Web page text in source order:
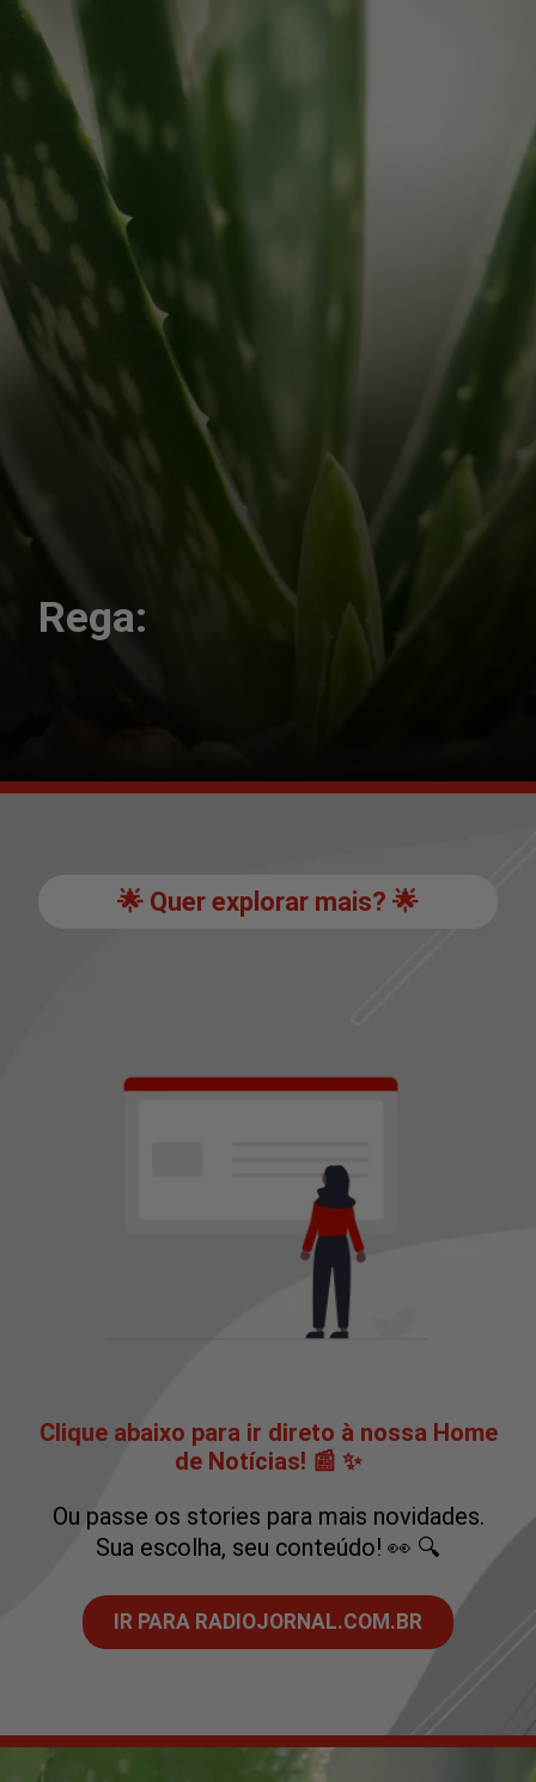
Rega:
🌟 Quer explorar mais? 🌟
Clique abaixo para ir direto à nossa Home
de Notícias! 📰 ✨
Ou passe os stories para mais novidades.
Sua escolha, seu conteúdo! 👀 🔍
IR PARA RADIOJORNAL.COM.BR